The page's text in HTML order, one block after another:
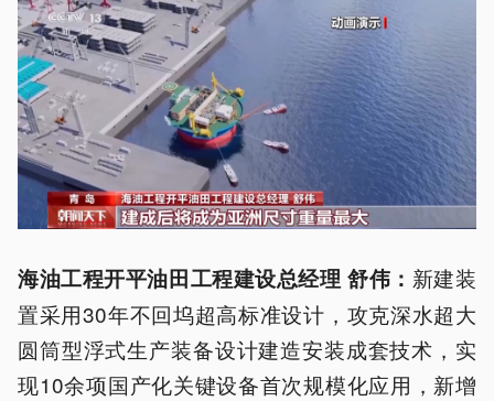
海油工程开平油田工程建设总经理 舒伟： 新建装
置采用30年不回坞超高标准设计，攻克深水超大
圆筒型浮式生产装备设计建造安装成套技术，实
现10余项国产化关键设备首次规模化应用，新增